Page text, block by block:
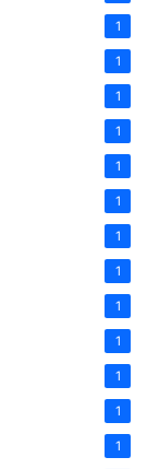
1
1
1
1
1
1
1
1
1
1
1
1
1